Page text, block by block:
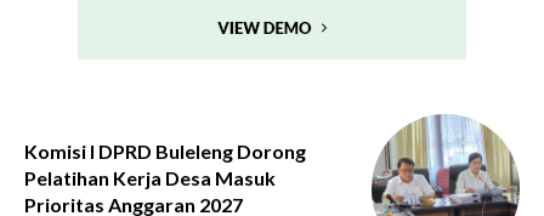
Komisi I DPRD Buleleng Dorong
Pelatihan Kerja Desa Masuk
Prioritas Anggaran 2027